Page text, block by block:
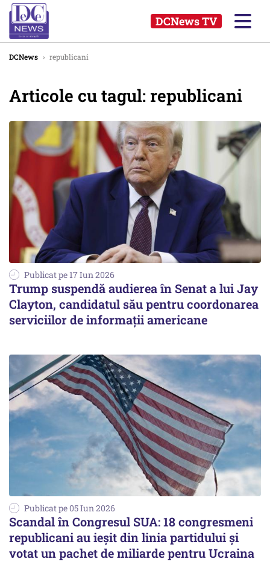
DCNews TV
DCNews › republicani
Articole cu tagul: republicani
Publicat pe 17 Iun 2026
Trump suspendă audierea în Senat a lui Jay
Clayton, candidatul său pentru coordonarea
serviciilor de informații americane
Publicat pe 05 Iun 2026
Scandal în Congresul SUA: 18 congresmeni
republicani au ieșit din linia partidului și
votat un pachet de miliarde pentru Ucraina